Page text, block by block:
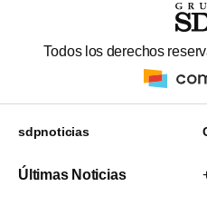
Todos los derechos
sdpnoticias
Últimas Noticias